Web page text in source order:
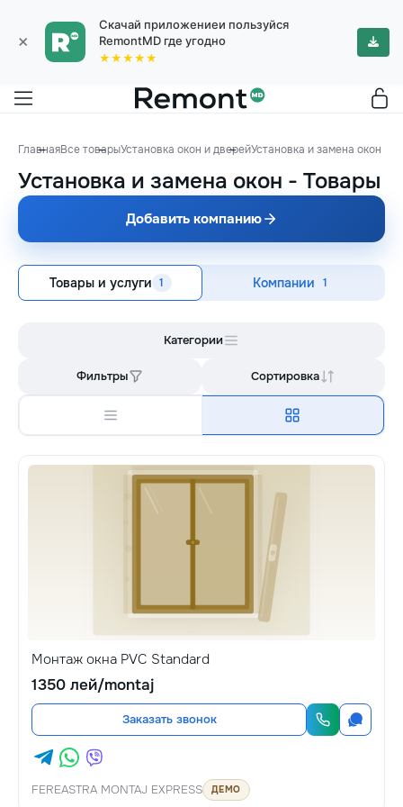
×
Скачай приложениеи пользуйся
RemontMD где угодно
★★★★★
ГлавнаяВсе товарыУстановка окон и дверейУстановка и замена окон
Установка и замена окон - Товары
Добавить компанию
Товары и услуги 1 Компании 1
Категории
Фильтры Сортировка
Монтаж окна PVC Standard
1350 лей/montaj
Заказать звонок
FEREASTRA MONTAJ EXPRESS ДЕМО